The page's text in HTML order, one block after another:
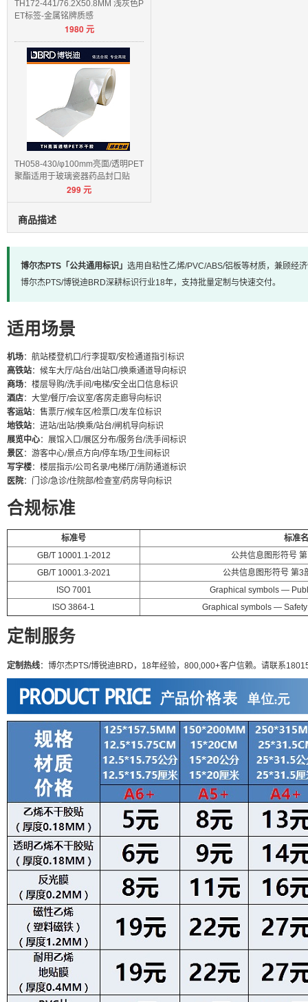
TH172-441/76.2X50.8MM 浅灰色P
ET标签-金属铭牌质感
1980元
TH058-430/φ100mm亮面/透明PET
聚酯适用于玻璃瓷器药品封口贴
299元
商品描述
博尔杰PTS「公共通用标识」 选用自粘性乙烯/PVC/ABS/铝板等材质，兼顾经
博尔杰PTS/博锐迪BRD深耕标识行业18年，支持批量定制与快速交付。
适用场景
机场：航站楼登机口/行李提取/安检通道指引标识
高铁站：候车大厅/站台/出站口/换乘通道导向标识
商场：楼层导购/洗手间/电梯/安全出口信息标识
酒店：大堂/餐厅/会议室/客房走廊导向标识
客运站：售票厅/候车区/检票口/发车位标识
地铁站：进站/出站/换乘/站台/闸机导向标识
展览中心：展馆入口/展区分布/服务台/洗手间标识
景区：游客中心/景点方向/停车场/卫生间标识
写字楼：楼层指示/公司名录/电梯厅/消防通道标识
医院：门诊/急诊/住院部/检查室/药房导向标识
合规标准
标准号
标准
GB/T 10001.1-2012
公共信息图形符号
GB/T 10001.3-2021
公共信息图形符号 第3
ISO 7001
Graphical symbols —
ISO 3864-1
Graphical symbols —
定制服务
定制热线：博尔杰PTS/博锐迪BRD，18年经验，800,000+客户信赖。请联系